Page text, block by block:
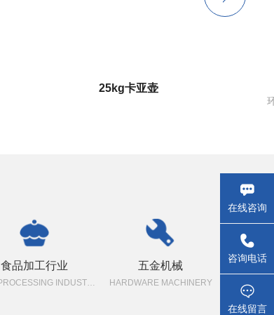
150kg黑晒水箱
食品加工行业
FOOD PROCESSING INDUSTRY
五金机械
HARDWARE MACHINERY
在线咨询
_self
咨询电话
在线留言